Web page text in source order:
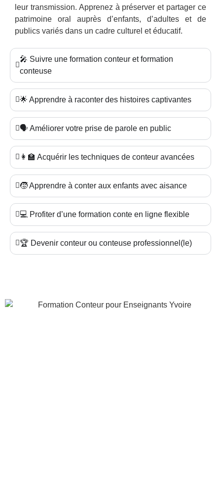
leur transmission. Apprenez à préserver et partager ce
patrimoine oral auprès d’enfants, d’adultes et de
publics variés dans un cadre culturel et éducatif.
🎤 Suivre une formation conteur et formation
conteuse
🌟 Apprendre à raconter des histoires captivantes
🗣️ Améliorer votre prise de parole en public
👩‍🏫 Acquérir les techniques de conteur avancées
🧒 Apprendre à conter aux enfants avec aisance
💻 Profiter d’une formation conte en ligne flexible
🏆 Devenir conteur ou conteuse professionnel(le)